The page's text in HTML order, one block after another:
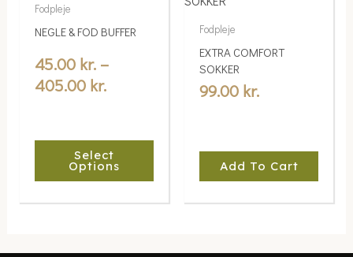
Fodpleje
NEGLE & FOD BUFFER
45.00 kr. –
405.00 kr.
through
405.00 kr.
Select
Options
has
multiple
variants.
The
be
chosen
on
the
Fodpleje
EXTRA COMFORT
SOKKER
99.00 kr.
Add To Cart